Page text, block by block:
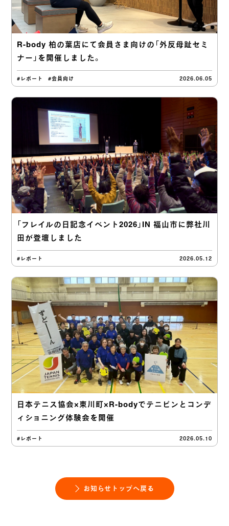
R-body 柏の葉店にて会員さま向けの「外反母趾セミ
ナー」を開催しました。
#レポート #会員向け 2026.06.05
「フレイルの日記念イベント2026」IN 福山市に弊社川
田が登壇しました
#レポート 2026.05.12
日本テニス協会×東川町×R-bodyでテニピンとコンデ
ィショニング体験会を開催
#レポート 2026.05.10
お知らせトップへ戻る